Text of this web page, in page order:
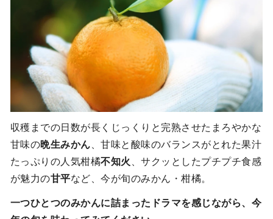
収穫までの日数が長くじっくりと完熟させたまろやかな
甘味の晩生みかん 、甘味と酸味のバランスがとれた果汁
たっぷりの人気柑橘不知火
、サクッとしたプチプチ食感
が魅力の甘平など、今が旬のみかん・柑橘。
一つひとつのみかんに詰まったドラマを感じながら、今